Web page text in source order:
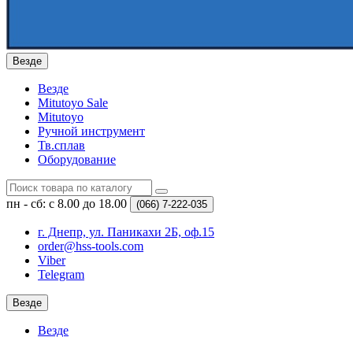
Везде
Везде
Mitutoyo Sale
Mitutoyo
Ручной инструмент
Тв.сплав
Оборудование
пн - сб: с 8.00 до 18.00 (066) 7-222-035
г. Днепр, ул. Паникахи 2Б, оф.15
order@hss-tools.com
Viber
Telegram
Везде
Везде